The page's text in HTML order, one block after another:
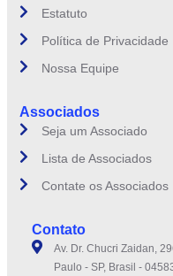
Estatuto
Política de Privacidade
Nossa Equipe
Associados
Seja um Associado
Lista de Associados
Contate os Associados
Contato
Av. Dr. Chucri Zaidan,
Paulo - SP, Brasil -